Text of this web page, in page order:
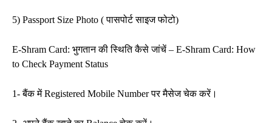
5) Passport Size Photo ( पासपोर्ट साइज फोटो)
E-Shram Card: भुगतान की स्थिति कैसे जांचें – E-Shram Card: How
to Check Payment Status
1- बैंक में Registered Mobile Number पर मैसेज चेक करें।